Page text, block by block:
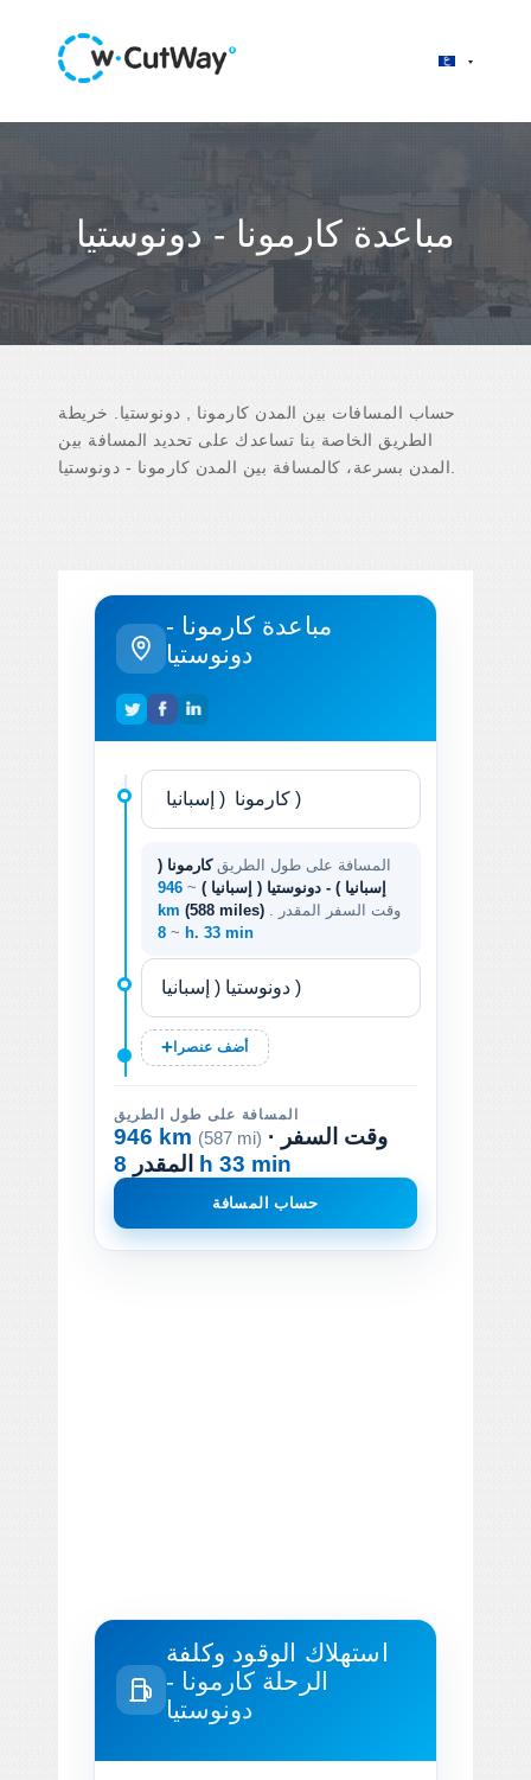
مباعدة كارمونا - دونوستيا
حساب المسافات بين المدن كارمونا , دونوستيا. خريطة
الطريق الخاصة بنا تساعدك على تحديد المسافة بين
مباعدة كارمونا -
دونوستيا
المسافة على طول الطريقكارمونا (
إسبانيا ) - دونوستيا ( إسبانيا ) ~
946
km (588 miles)
~ 8 h. 33 min
أضف عنصرا
المسافة على طول الطريق
946 km (587 mi) · وقت السفر
المقدر 8 h 33 min
حساب المسافة
استهلاك الوقود وكلفة
الرحلةكارمونا -
دونوستيا